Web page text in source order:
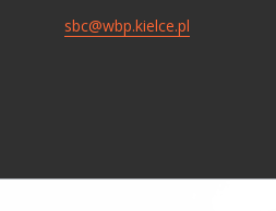
sbc@wbp.kielce.pl